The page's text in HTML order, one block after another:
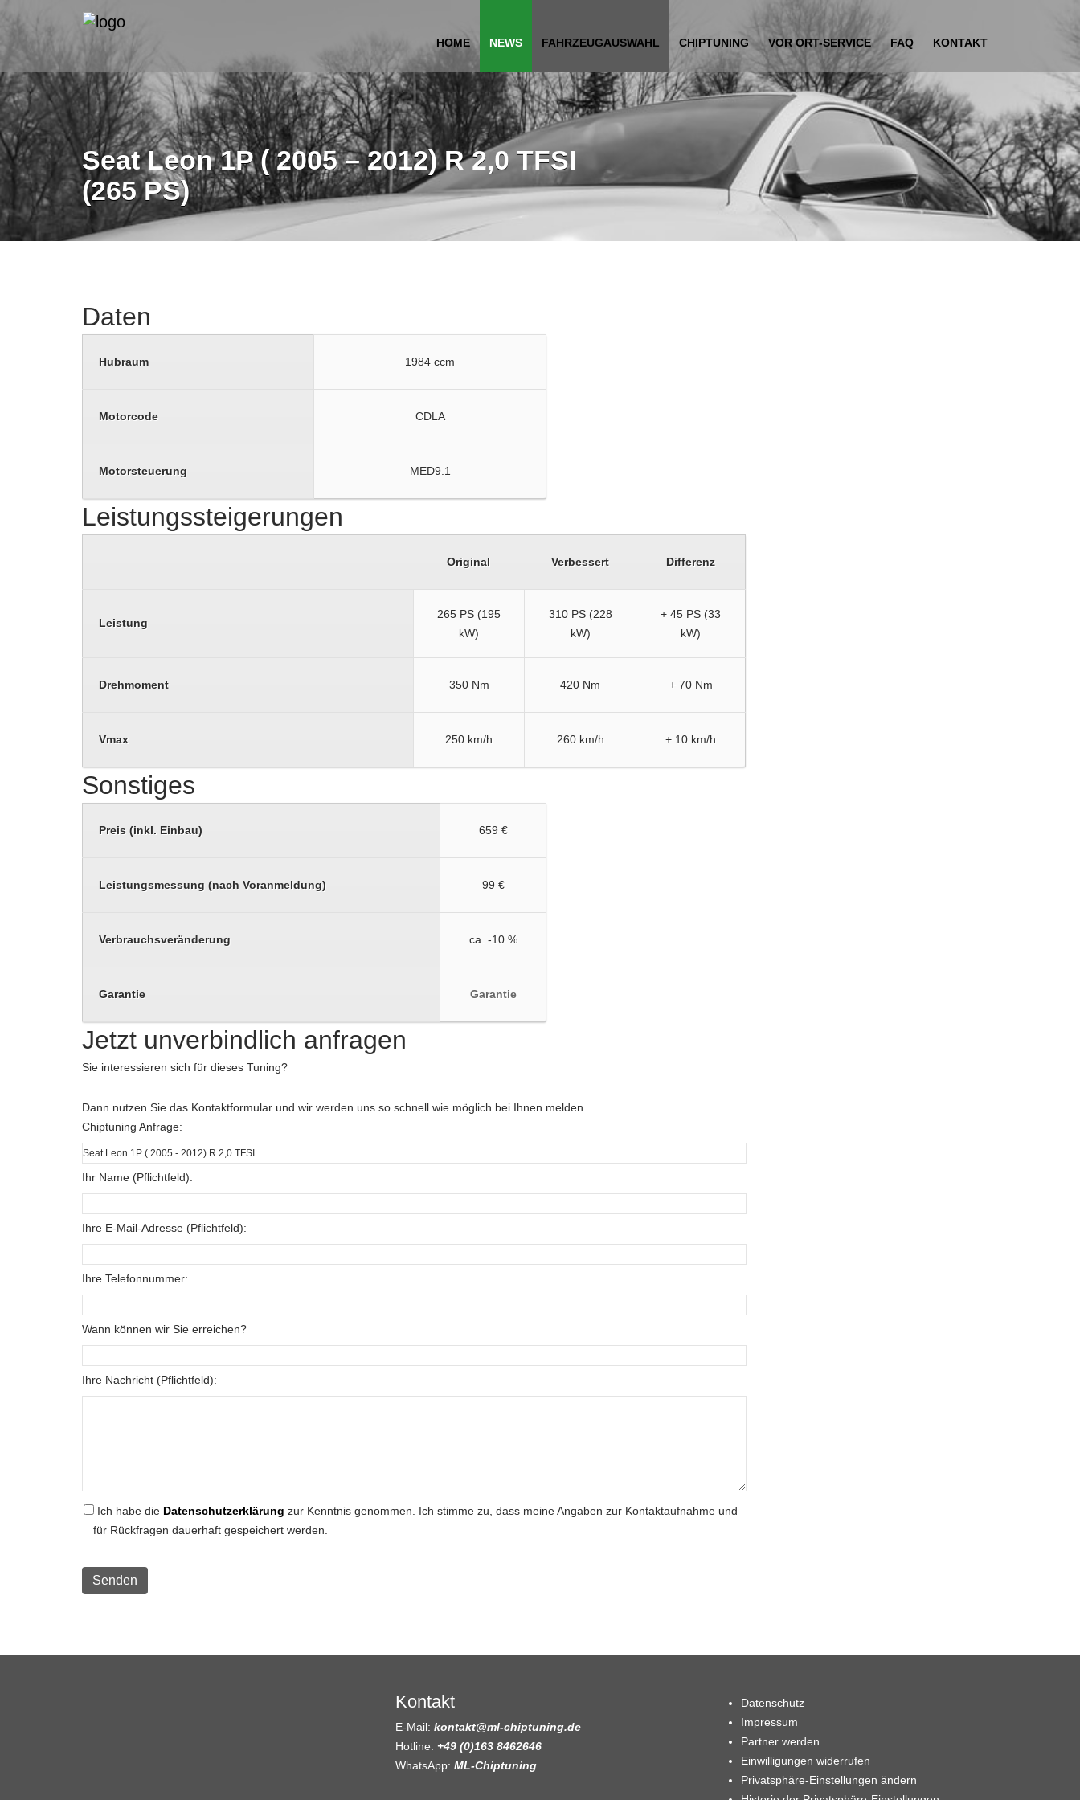
HOME NEWS FAHRZEUGAUSWAHL CHIPTUNING VOR ORT-SERVICE FAQ KONTAKT
Seat Leon 1P ( 2005 – 2012) R 2,0 TFSI
(265 PS)
Daten
Hubraum 1984 ccm
Motorcode CDLA
Motorsteuerung MED9.1
Leistungssteigerungen
Original Verbessert Differenz
Leistung
265 PS (195
kW)
310 PS (228
kW)
+ 45 PS (33
kW)
Drehmoment 350 Nm 420 Nm + 70 Nm
Vmax 250 km/h 260 km/h + 10 km/h
Sonstiges
Preis (inkl. Einbau) 659 €
Leistungsmessung (nach Voranmeldung) 99 €
Verbrauchsveränderung ca. -10 %
Garantie Garantie
Jetzt unverbindlich anfragen
Sie interessieren sich für dieses Tuning?
Dann nutzen Sie das Kontaktformular und wir werden uns so schnell wie möglich bei Ihnen melden.
Chiptuning Anfrage:
Ihr Name (Pflichtfeld):
Ihre E-Mail-Adresse (Pflichtfeld):
Ihre Telefonnummer:
Wann können wir Sie erreichen?
Ihre Nachricht (Pflichtfeld):
Ich habe die Datenschutzerklärung zur Kenntnis genommen. Ich stimme zu, dass meine Angaben zur Kontaktaufnahme und
für Rückfragen dauerhaft gespeichert werden.
Kontakt
E-Mail: kontakt@ml-chiptuning.de
Hotline: +49 (0)163 8462646
WhatsApp: ML-Chiptuning
Datenschutz
Impressum
Partner werden
Einwilligungen widerrufen
Privatsphäre-Einstellungen ändern